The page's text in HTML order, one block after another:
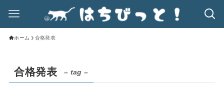
ホーム 合格発表
合格発表 – tag –